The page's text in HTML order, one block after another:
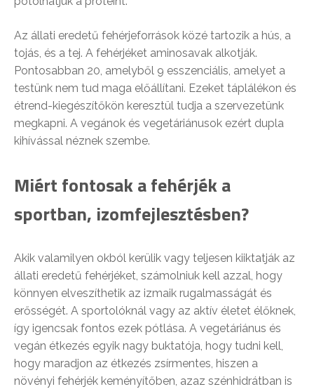
Az állati eredetű fehérjeforrások közé tartozik a hús, a
tojás, és a tej. A fehérjéket aminosavak alkotják.
Pontosabban 20, amelyből 9 esszenciális, amelyet a
testünk nem tud maga előállítani. Ezeket táplálékon és
étrend-kiegészítőkön keresztül tudja a szervezetünk
megkapni. A vegánok és vegetáriánusok ezért dupla
kihívással néznek szembe.
Miért fontosak a fehérjék a
sportban, izomfejlesztésben?
Akik valamilyen okból kerülik vagy teljesen kiiktatják az
állati eredetű fehérjéket, számolniuk kell azzal, hogy
könnyen elveszíthetik az izmaik rugalmasságát és
erősségét. A sportolóknál vagy az aktív életet élőknek,
így igencsak fontos ezek pótlása. A vegetáriánus és
vegán étkezés egyik nagy buktatója, hogy tudni kell,
hogy maradjon az étkezés zsírmentes, hiszen a
növényi fehérjék keményítőben, azaz szénhidrátban is